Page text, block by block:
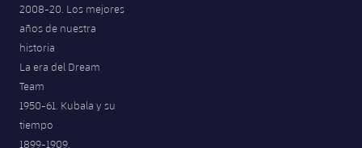
2008-20. Los mejores
años de nuestra
historia
La era del Dream
Team
1950-61. Kubala y su
tiempo
1899-1909.